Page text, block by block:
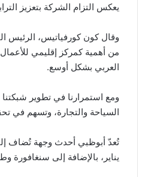
يعكس التزام الشركة بتعزيز
وقال كون كورفياتيس، الرئيس
من أهمية كمركز إقليمي
العربي بشكل أوسع.
ومع استمرارنا في تطوير
السياحة والتجارة، وتسهم في
تُعدّ أبوظبي أحدث وجهة تُضاف
يناير، بالإضافة إلى سنغافورة